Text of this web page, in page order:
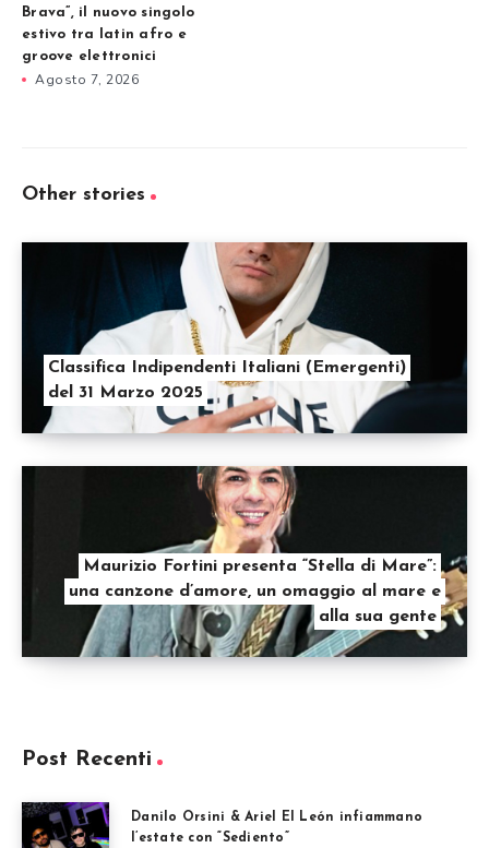
Brava”, il nuovo singolo
estivo tra latin afro e
groove elettronici
Agosto 7, 2026
Other stories
Classifica Indipendenti Italiani (Emergenti)
del 31 Marzo 2025
Maurizio Fortini presenta “Stella di Mare”:
una canzone d’amore, un omaggio al mare e
alla sua gente
Post Recenti
Danilo Orsini & Ariel El León infiammano
l’estate con “Sediento”